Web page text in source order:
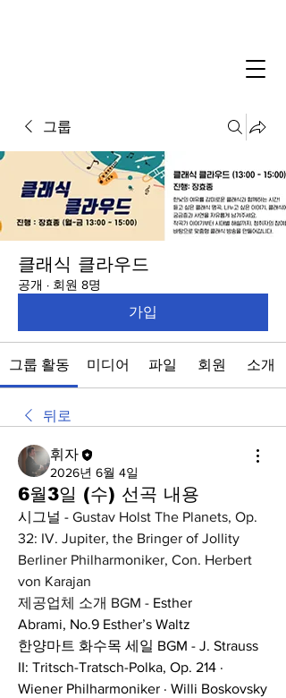
그룹
클래식 클라우드
공개 · 회원 8명
가입
그룹 활동 미디어 파일 회원 소개
뒤로
휘자
2026년 6월 4일
6월3일 (수) 선곡 내용
시그널 - Gustav Holst The Planets, Op.
32: IV. Jupiter, the Bringer of Jollity
Berliner Philharmoniker, Con. Herbert
von Karajan
제공업체 소개 BGM - Esther
Abrami, No.9 Esther’s Waltz
한양마트 화수목 세일 BGM - J. Strauss
II: Tritsch-Tratsch-Polka, Op. 214 ·
Wiener Philharmoniker · Willi Boskovsky